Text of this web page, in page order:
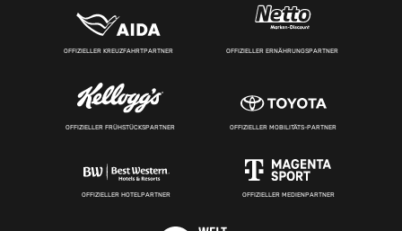
OFFIZIELLER KREUZFAHRTPARTNER OFFIZIELLER ERNÄHRUNGSPARTNER
OFFIZIELLER FRÜHSTÜCKSPARTNER OFFIZIELLER MOBILITÄTS-PARTNER
OFFIZIELLER HOTELPARTNER OFFIZIELLER MEDIENPARTNER